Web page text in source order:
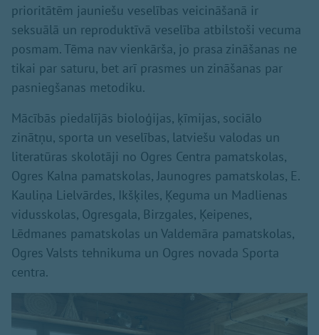
prioritātēm jauniešu veselības veicināšanā ir
seksuālā un reproduktīvā veselība atbilstoši vecuma
posmam. Tēma nav vienkārša, jo prasa zināšanas ne
tikai par saturu, bet arī prasmes un zināšanas par
pasniegšanas metodiku.
Mācībās piedalījās bioloģijas, ķīmijas, sociālo
zinātņu, sporta un veselības, latviešu valodas un
literatūras skolotāji no Ogres Centra pamatskolas,
Ogres Kalna pamatskolas, Jaunogres pamatskolas, E.
Kauliņa Lielvārdes, Ikšķiles, Ķeguma un Madlienas
vidusskolas, Ogresgala, Birzgales, Ķeipenes,
Lēdmanes pamatskolas un Valdemāra pamatskolas,
Ogres Valsts tehnikuma un Ogres novada Sporta
centra.